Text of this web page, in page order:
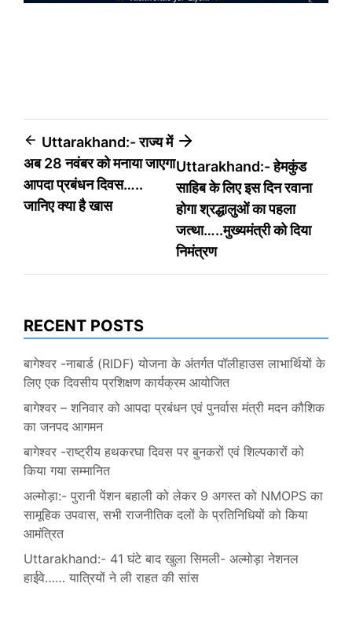
Post
navigation
Uttarakhand:- राज्य में
अब 28 नवंबर को मनाया जाएगा
आपदा प्रबंधन दिवस…..
जानिए क्या है खास
Uttarakhand:- हेमकुंड
साहिब के लिए इस दिन रवाना
होगा श्रद्धालुओं का पहला
जत्था…..मुख्यमंत्री को दिया
निमंत्रण
RECENT POSTS
बागेश्वर -नाबार्ड (RIDF) योजना के अंतर्गत पॉलीहाउस लाभार्थियों के
लिए एक दिवसीय प्रशिक्षण कार्यक्रम आयोजित
बागेश्वर – शनिवार को आपदा प्रबंधन एवं पुनर्वास मंत्री मदन कौशिक
का जनपद आगमन
बागेश्वर -राष्ट्रीय हथकरघा दिवस पर बुनकरों एवं शिल्पकारों को
किया गया सम्मानित
अल्मोड़ा:- पुरानी पेंशन बहाली को लेकर 9 अगस्त को NMOPS का
सामूहिक उपवास, सभी राजनीतिक दलों के प्रतिनिधियों को किया
आमंत्रित
Uttarakhand:- 41 घंटे बाद खुला सिमली- अल्मोड़ा नेशनल
हाईवे…… यात्रियों ने ली राहत की सांस